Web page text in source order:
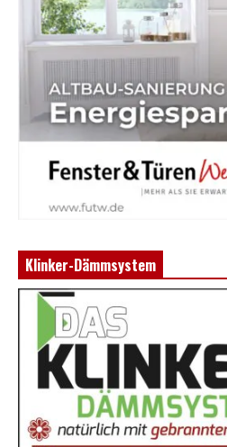
Klinker-Dämmsystem